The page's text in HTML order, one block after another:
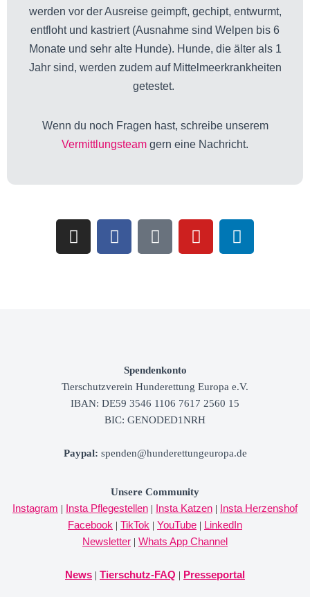
werden vor der Ausreise geimpft, gechipt, entwurmt,
entfloht und kastriert (Ausnahme sind Welpen bis 6
Monate und sehr alte Hunde). Hunde, die älter als 1
Jahr sind, werden zudem auf Mittelmeerkrankheiten
getestet.
Wenn du noch Fragen hast, schreibe unserem
Vermittlungsteam gern eine Nachricht.
Spendenkonto
Tierschutzverein Hunderettung Europa e.V.
IBAN: DE59 3546 1106 7617 2560 15
BIC: GENODED1NRH
Paypal: spenden@hunderettungeuropa.de
Unsere Community
Instagram | Insta Pflegestellen | Insta Katzen | Insta Herzenshof
Facebook | TikTok | YouTube | LinkedIn
Newsletter | Whats App Channel
News | Tierschutz-FAQ | Presseportal